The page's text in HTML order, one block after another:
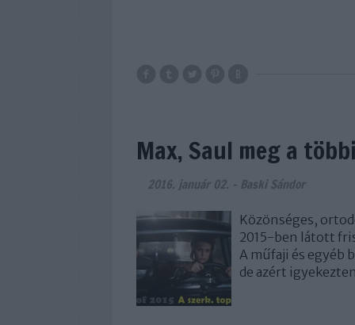
Max, Saul meg a
2016. január 02. - Baski Sándor
Közönséges,
2015-ben látott
A műfaji és egyéb
de azért